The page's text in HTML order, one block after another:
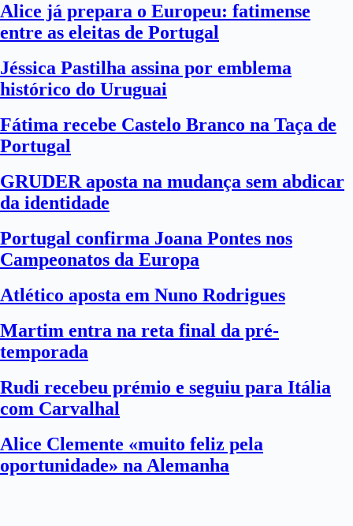
Alice já prepara o Europeu: fatimense
entre as eleitas de Portugal
Jéssica Pastilha assina por emblema
histórico do Uruguai
Fátima recebe Castelo Branco na Taça de
Portugal
GRUDER aposta na mudança sem abdicar
da identidade
Portugal confirma Joana Pontes nos
Campeonatos da Europa
Atlético aposta em Nuno Rodrigues
Martim entra na reta final da pré-
temporada
Rudi recebeu prémio e seguiu para Itália
com Carvalhal
Alice Clemente «muito feliz pela
oportunidade» na Alemanha